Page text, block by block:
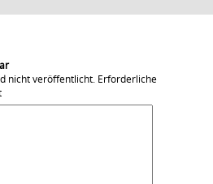
nicht veröffentlicht. Erforderliche